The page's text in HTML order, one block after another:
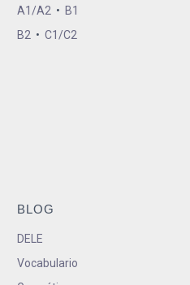
A1/A2 • B1
B2 • C1/C2
BLOG
DELE
Vocabulario